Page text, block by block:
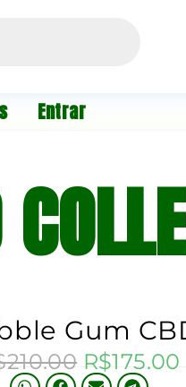
Entrar
Gum
210.00 R$175.00